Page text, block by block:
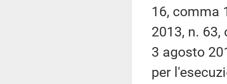
16, comma
2013, n.
3 agosto
per